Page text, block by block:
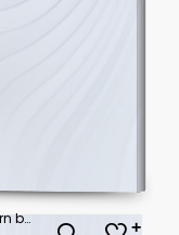
Abstract colorful concentric circles pattern background.